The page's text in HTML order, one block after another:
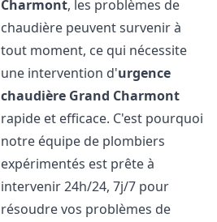
Charmont, les problèmes de
chaudière peuvent survenir à
tout moment, ce qui nécessite
une intervention d'urgence
chaudière Grand Charmont
rapide et efficace. C'est pourquoi
notre équipe de plombiers
expérimentés est prête à
intervenir 24h/24, 7j/7 pour
résoudre vos problèmes de